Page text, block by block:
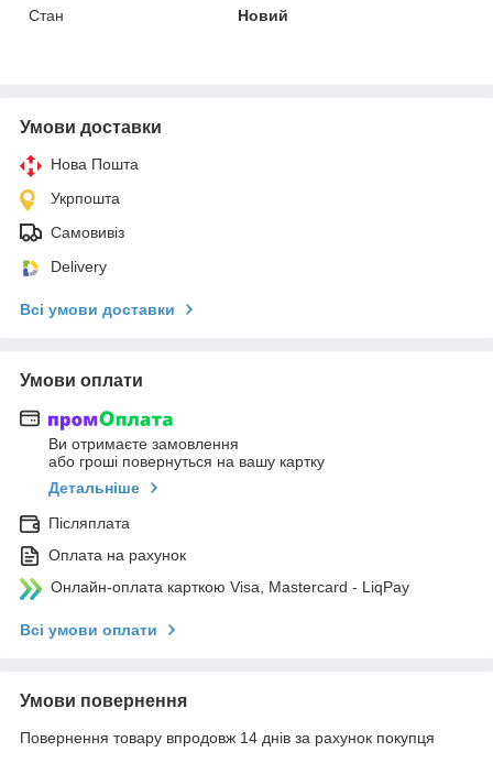
Стан
Новий
Умови доставки
Нова Пошта
Укрпошта
Самовивіз
Delivery
Всі умови доставки
Умови оплати
Ви отримаєте замовлення
або гроші повернуться на вашу картку
Детальніше
Післяплата
Оплата на рахунок
Онлайн-оплата карткою Visa, Mastercard - LiqPay
Всі умови оплати
Умови повернення
Повернення товару впродовж 14 днів за рахунок покупця